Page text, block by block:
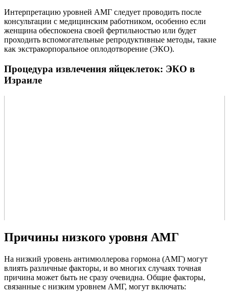
Интерпретацию уровней АМГ следует проводить после
консультации с медицинским работником, особенно если
женщина обеспокоена своей фертильностью или будет
проходить вспомогательные репродуктивные методы, такие
как экстракорпоральное оплодотворение (ЭКО).
Процедура извлечения яйцеклеток: ЭКО в
Израиле
Причины низкого уровня АМГ
На низкий уровень антимюллерова гормона (АМГ) могут
влиять различные факторы, и во многих случаях точная
причина может быть не сразу очевидна. Общие факторы,
связанные с низким уровнем АМГ, могут включать: